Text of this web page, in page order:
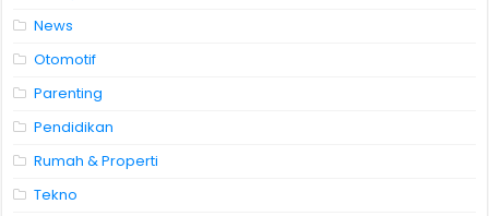
News
Otomotif
Parenting
Pendidikan
Rumah & Properti
Tekno